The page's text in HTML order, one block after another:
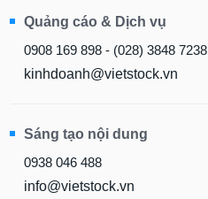
Quảng cáo & Dịch vụ
0908 169 898 - (028) 3848 7238
kinhdoanh@vietstock.vn
Sáng tạo nội dung
0938 046 488
info@vietstock.vn